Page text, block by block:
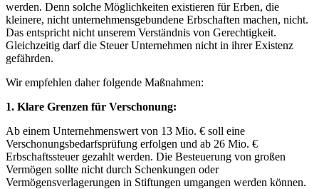
werden. Denn solche Möglichkeiten existieren für Erben, die
kleinere, nicht unternehmensgebundene Erbschaften machen, nicht.
Das entspricht nicht unserem Verständnis von Gerechtigkeit.
Gleichzeitig darf die Steuer Unternehmen nicht in ihrer Existenz
gefährden.
Wir empfehlen daher folgende Maßnahmen:
1. Klare Grenzen für Verschonung:
Ab einem Unternehmenswert von 13 Mio. € soll eine
Verschonungsbedarfsprüfung erfolgen und ab 26 Mio. €
Erbschaftssteuer gezahlt werden. Die Besteuerung von großen
Vermögen sollte nicht durch Schenkungen oder
Vermögensverlagerungen in Stiftungen umgangen werden können.